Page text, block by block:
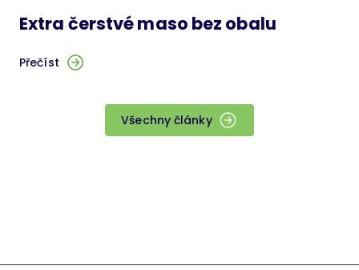
Extra čerstvé maso bez obalu
Přečíst
Všechny články